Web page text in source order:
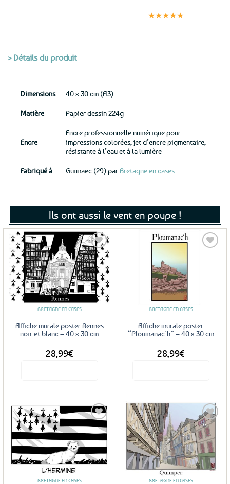
★★★★★
> Détails du produit
Dimensions 40 x 30 cm (A3)
Matière Papier dessin 224g
Encre
Encre professionnelle numérique pour
impressions colorées, jet d’encre pigmentaire,
résistante à l’eau et à la lumière
Fabriqué à Guimaëc (29) par Bretagne en cases
Ils ont aussi le vent en poupe !
Ajouter
aux
favoris
BRETAGNE EN CASES
Affiche murale poster Rennes
noir et blanc – 40 x 30 cm
28,99€
BRETAGNE EN CASES
Affiche murale poster
“Ploumanac’h” – 40 x 30 cm
28,99€
Ajouter
favoris
BRETAGNE EN CASES
Ajouter
aux
favoris
BRETAGNE EN CASES